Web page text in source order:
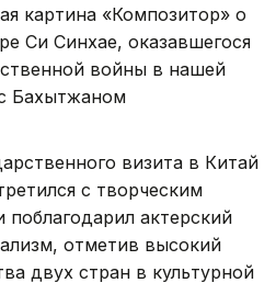
картина «Композитор» о
Си Синхае, оказавшегося
войны в нашей
Бахытжаном
визита в Китай
с творческим
актерский
отметив высокий
двух стран в культурной